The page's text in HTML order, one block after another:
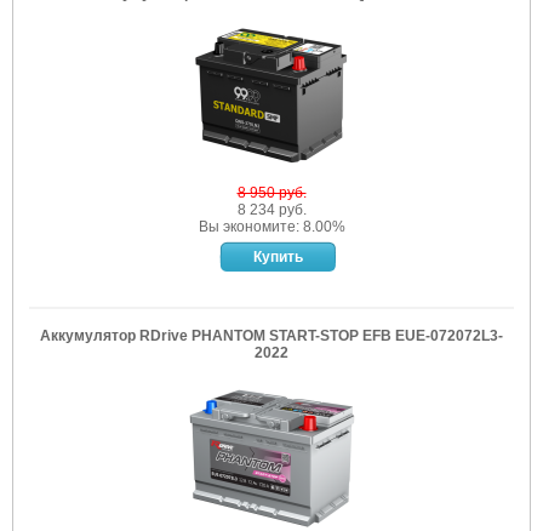
8 950 руб.
8 234 руб.
Вы экономите: 8.00%
Аккумулятор RDrive PHANTOM START-STOP EFB EUE-072072L3-
2022